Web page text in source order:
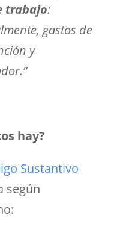
trabajo:
gastos de
y
hay?
Sustantivo
según